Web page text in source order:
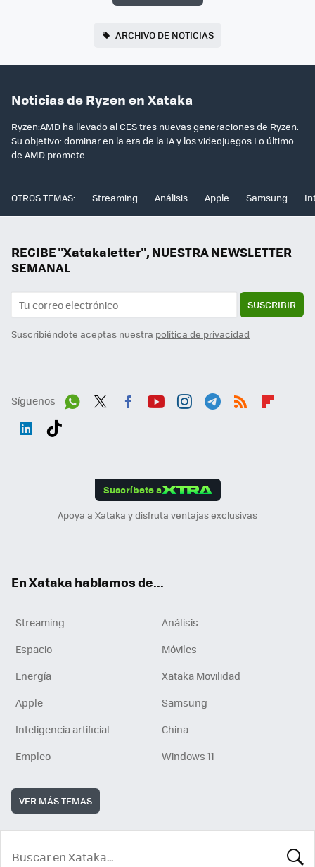
ARCHIVO DE NOTICIAS
Noticias de Ryzen en Xataka
Ryzen:AMD ha llevado al CES tres nuevas generaciones de Ryzen.
Su objetivo: dominar en la era de la IA y los videojuegos.Lo último
de AMD promete..
OTROS TEMAS: Streaming Análisis Apple Samsung
RECIBE "Xatakaletter", NUESTRA NEWSLETTER
SEMANAL
SUSCRIBIR
Suscribiéndote aceptas nuestra política de privacidad
Síguenos
Suscríbete a
Apoya a Xataka y disfruta ventajas exclusivas
En Xataka hablamos de...
Streaming
Análisis
Espacio
Móviles
Energía
Xataka Movilidad
Apple
Samsung
Inteligencia artificial
China
Empleo
Windows 11
VER MÁS TEMAS